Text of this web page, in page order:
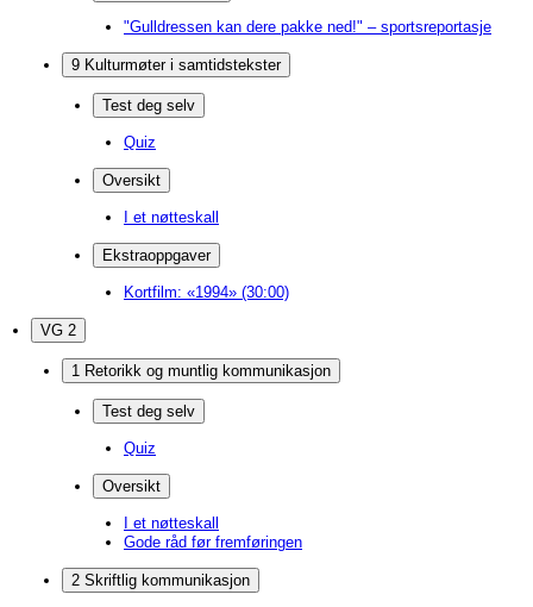
"Gulldressen kan dere pakke ned!" – sportsreportasje
9 Kulturmøter i samtidstekster
Test deg selv
Quiz
Oversikt
I et nøtteskall
Ekstraoppgaver
Kortfilm: «1994» (30:00)
VG 2
1 Retorikk og muntlig kommunikasjon
Test deg selv
Quiz
Oversikt
I et nøtteskall
Gode råd før fremføringen
2 Skriftlig kommunikasjon